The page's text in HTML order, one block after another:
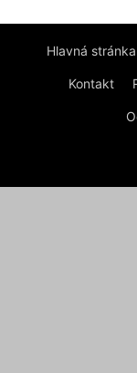
Hlavná stránka
Kontakt